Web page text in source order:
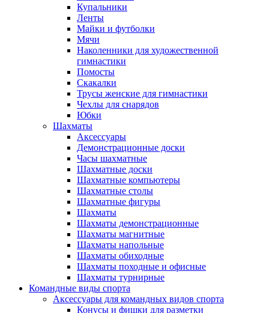
Купальники
Ленты
Майки и футболки
Мячи
Наколенники для художественной
гимнастики
Помосты
Скакалки
Трусы женские для гимнастики
Чехлы для снарядов
Юбки
Шахматы
Аксессуары
Демонстрационные доски
Часы шахматные
Шахматные доски
Шахматные компьютеры
Шахматные столы
Шахматные фигуры
Шахматы
Шахматы демонстрационные
Шахматы магнитные
Шахматы напольные
Шахматы обиходные
Шахматы походные и офисные
Шахматы турнирные
Командные виды спорта
Аксессуары для командных видов спорта
Конусы и фишки для разметки